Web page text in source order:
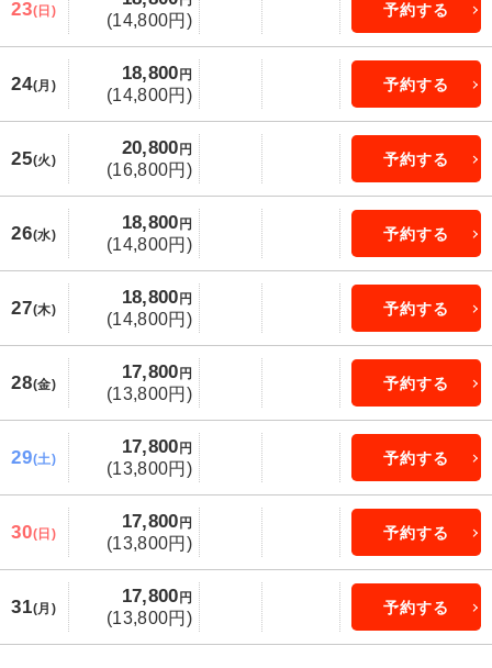
23(日)
(14,800円)
予約する
24(月)
18,800 円
(14,800円)
予約する
25(火)
20,800 円
(16,800円)
予約する
26(水)
18,800 円
(14,800円)
予約する
27(木)
18,800 円
(14,800円)
予約する
28(金)
17,800 円
(13,800円)
予約する
29(土)
17,800 円
(13,800円)
予約する
30(日)
17,800 円
(13,800円)
予約する
31(月)
17,800 円
(13,800円)
予約する